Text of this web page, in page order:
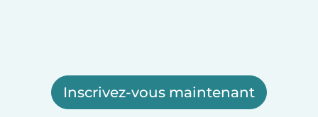
Inscrivez-vous maintenant